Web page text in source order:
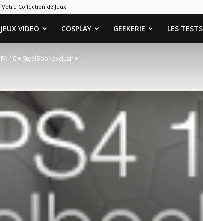
Votre Collection de Jeux
JEUX VIDEO COSPLAY GEEKERIE LES TESTS
16 + SteelBook exclusif +...